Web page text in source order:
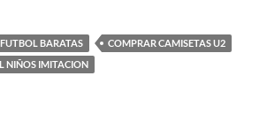
BARATAS
COMPRAR CAMISETAS U2
NIÑOS IMITACION